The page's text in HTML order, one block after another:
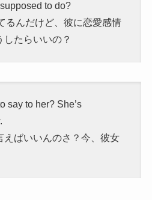
to do?
るんだけど、彼に恋愛感情
たらいいの？
say to her? She’s
えばいいんのさ？今、彼女